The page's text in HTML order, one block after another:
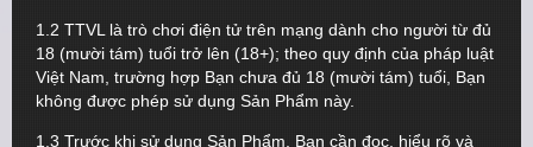
1.2 TTVL là trò chơi điện tử trên mạng dành cho người từ đủ
18 (mười tám) tuổi trở lên (18+); theo quy định của pháp luật
Việt Nam, trường hợp Bạn chưa đủ 18 (mười tám) tuổi, Bạn
không được phép sử dụng Sản Phẩm này.
1.3 Trước khi sử dụng Sản Phẩm, Bạn cần đọc, hiểu rõ và